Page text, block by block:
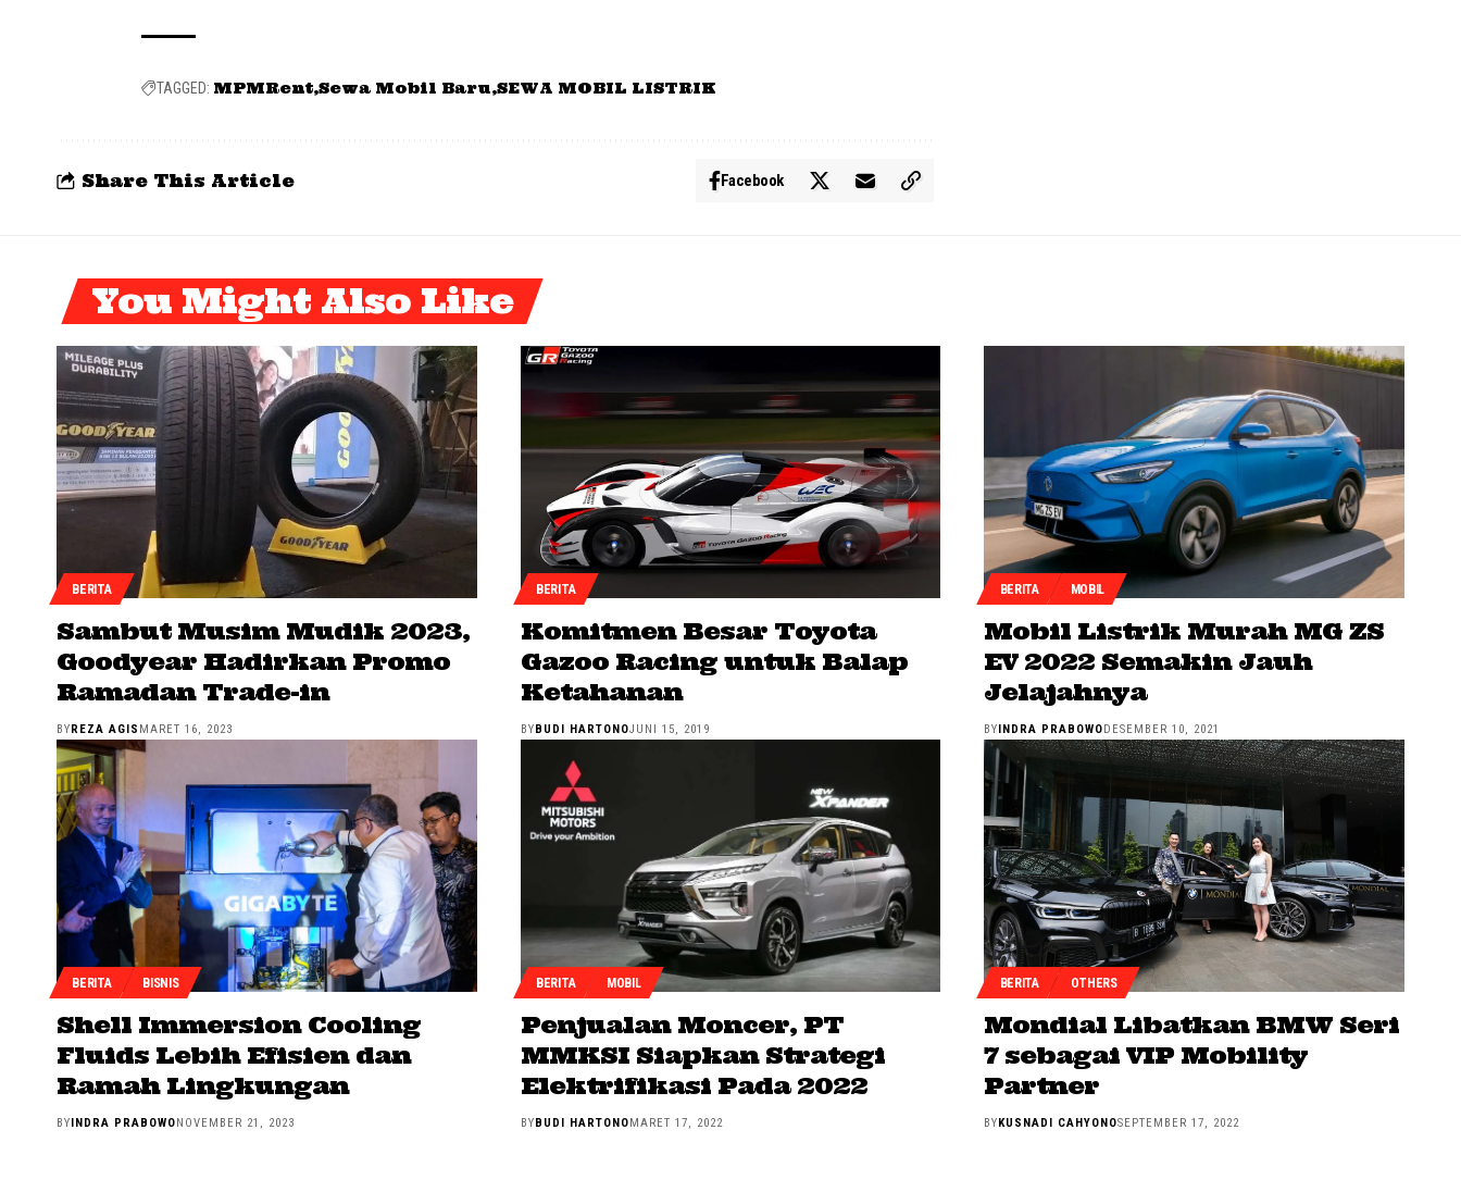
TAGGED: MPMRent Sewa Mobil Baru SEWA MOBIL LISTRIK
Share This Article Facebook
You Might Also Like
BERITA
Sambut Musim Mudik 2023,
Goodyear Hadirkan Promo
Ramadan Trade-in
BY REZA AGIS MARET 16, 2023
BERITA
Komitmen Besar Toyota
Gazoo Racing untuk Balap
Ketahanan
BY BUDI HARTONOJUNI 15, 2019
BERITA MOBIL
Mobil Listrik Murah MG ZS
EV 2022 Semakin Jauh
Jelajahnya
BY INDRA PRABOWO DESEMBER 10, 2021
BERITA BISNIS
Shell Immersion Cooling
Fluids Lebih Efisien dan
Ramah Lingkungan
BY INDRA PRABOWO NOVEMBER 21, 2023
BERITA MOBIL
Penjualan Moncer, PT
MMKSI Siapkan Strategi
Elektrifikasi Pada 2022
BY BUDI HARTONO MARET 17, 2022
BERITA OTHERS
Mondial Libatkan BMW Seri
7 sebagai VIP Mobility
Partner
BY KUSNADI CAHYONOSEPTEMBER 17, 2022